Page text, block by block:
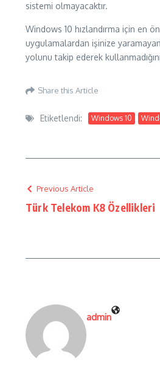
sistemi olmayacaktır.
Windows 10 hızlandırma için en
uygulamalardan işinize
yolunu takip ederek
Share this Article
Etiketlendi: Windows 10
Previous Article
Türk Telekom K8 Özellikleri
admin